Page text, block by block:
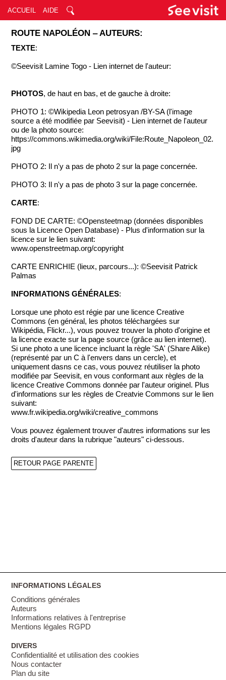
ACCUEIL AIDE
ROUTE NAPOLÉON ‒ AUTEURS:
TEXTE:
©Seevisit Lamine Togo - Lien internet de l'auteur:
PHOTOS, de haut en bas, et de gauche à droite:
PHOTO 1: ©Wikipedia Leon petrosyan /BY-SA (l'image
source a été modifiée par Seevisit) - Lien internet de l'auteur
ou de la photo source:
https://commons.wikimedia.org/wiki/File:Route_Napoleon_02.
jpg
PHOTO 2: Il n'y a pas de photo 2 sur la page concernée.
PHOTO 3: Il n'y a pas de photo 3 sur la page concernée.
CARTE:
FOND DE CARTE: ©Opensteetmap (données disponibles
sous la Licence Open Database) - Plus d'information sur la
licence sur le lien suivant:
www.openstreetmap.org/copyright
CARTE ENRICHIE (lieux, parcours...): ©Seevisit Patrick
Palmas
INFORMATIONS GÉNÉRALES:
Lorsque une photo est régie par une licence Creative
Commons (en général, les photos téléchargées sur
Wikipédia, Flickr...), vous pouvez trouver la photo d'origine et
la licence exacte sur la page source (grâce au lien internet).
Si une photo a une licence incluant la règle 'SA' (Share Alike)
(représenté par un C à l'envers dans un cercle), et
uniquement dasns ce cas, vous pouvez réutiliser la photo
modifiée par Seevisit, en vous conformant aux règles de la
licence Creative Commons donnée par l'auteur originel. Plus
d'informations sur les règles de Creatvie Commons sur le lien
suivant:
www.fr.wikipedia.org/wiki/creative_commons
Vous pouvez également trouver d'autres informations sur les
droits d'auteur dans la rubrique "auteurs" ci-dessous.
RETOUR PAGE PARENTE
INFORMATIONS LÉGALES
Conditions générales
Auteurs
Informations relatives à l'entreprise
Mentions légales RGPD
DIVERS
Confidentialité et utilisation des cookies
Nous contacter
Plan du site